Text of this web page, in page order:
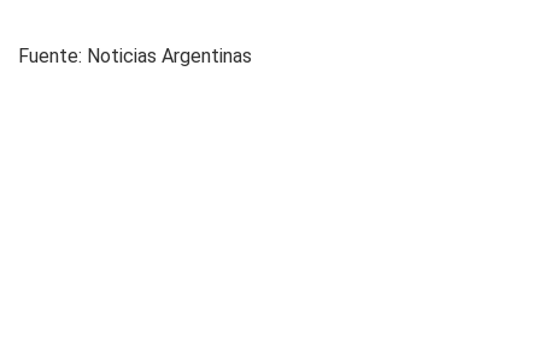
Fuente: Noticias Argentinas